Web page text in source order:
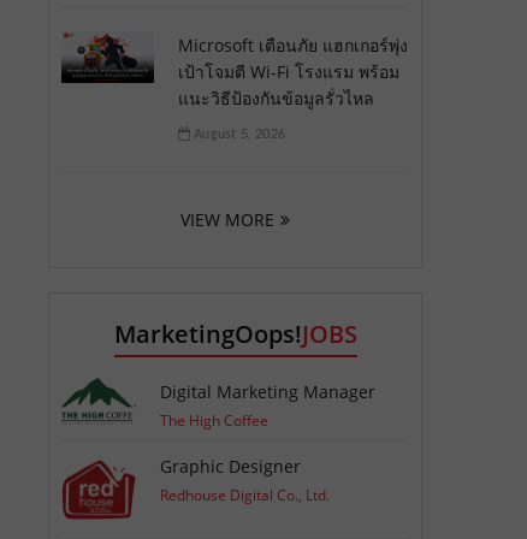
Microsoft เตือนภัย แฮกเกอร์พุ่ง
เป้าโจมตี Wi-Fi โรงแรม พร้อม
แนะวิธีป้องกันข้อมูลรั่วไหล
August 5, 2026
VIEW MORE
MarketingOops!JOBS
Digital Marketing Manager
The High Coffee
Graphic Designer
Redhouse Digital Co., Ltd.